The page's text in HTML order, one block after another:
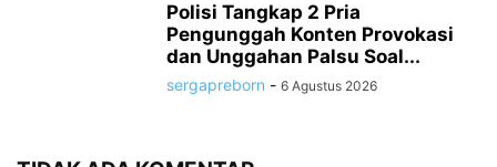
Polisi Tangkap 2 Pria
Pengunggah Konten Provokasi
dan Unggahan Palsu Soal...
sergapreborn - 6 Agustus 2026